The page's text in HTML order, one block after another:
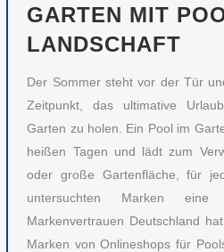
ARTEN MIT
ANDSCHAFT
Der Sommer steht vor der Tür
Zeitpunkt, das ultimative
Garten zu holen. Ein Pool im
heißen Tagen und lädt zum
oder große Gartenfläche, für
untersuchten Marken eine
Markenvertrauen Deutschland
Marken von Onlineshops für